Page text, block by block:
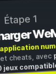
Étape 1
cheats, avec
jeux